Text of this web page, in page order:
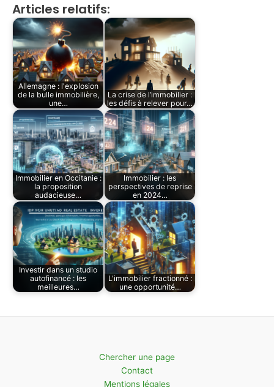
Articles relatifs:
Allemagne : l'explosion
de la bulle immobilière,
une…
La crise de l’immobilier :
les défis à relever pour…
Immobilier en Occitanie :
la proposition
audacieuse…
Immobilier : les
perspectives de reprise
en 2024…
Investir dans un studio
autofinancé : les
meilleures…
L'immobilier fractionné :
une opportunité…
Chercher une page
Contact
Mentions légales